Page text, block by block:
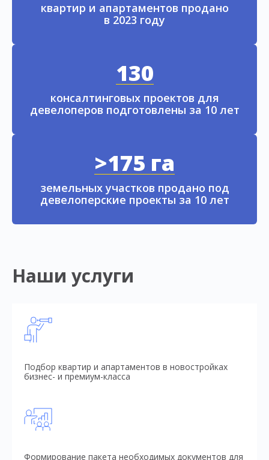
квартир и апартаментов продано
в 2023 году
130
консалтинговых проектов для
девелоперов подготовлены за 10 лет
>175 га
земельных участков продано под
девелоперские проекты за 10 лет
Наши услуги
Подбор квартир и апартаментов в новостройках
бизнес- и премиум-класса
Формирование пакета необходимых документов для